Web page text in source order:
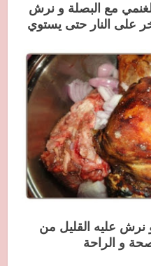
مع البصلة و نرش
على النار حتى يستوي
نرش عليه القليل من
و الراحة